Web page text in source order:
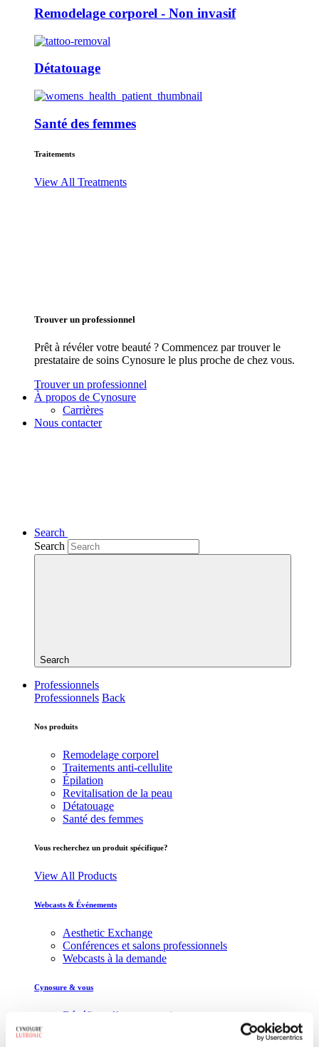
Remodelage corporel - Non invasif
Détatouage
Santé des femmes
Traitements
View All Treatments
Trouver un professionnel
Prêt à révéler votre beauté ? Commencez par trouver le
prestataire de soins Cynosure le plus proche de chez vous.
Trouver un professionnel
À propos de Cynosure
Carrières
Nous contacter
Search
Search
Search
Professionnels
Professionnels Back
Nos produits
Remodelage corporel
Traitements anti-cellulite
Épilation
Revitalisation de la peau
Détatouage
Santé des femmes
Vous recherchez un produit spécifique?
View All Products
Webcasts & Événements
Aesthetic Exchange
Conférences et salons professionnels
Webcasts à la demande
Cynosure & vous
Bénéfices d’un partenariat